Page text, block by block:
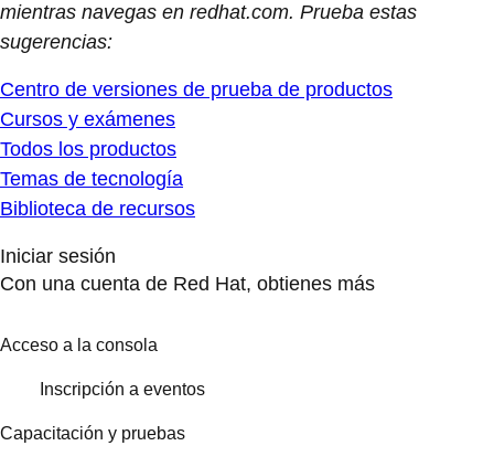
mientras navegas en redhat.com. Prueba estas
sugerencias:
Centro de versiones de prueba de productos
Cursos y exámenes
Todos los productos
Temas de tecnología
Biblioteca de recursos
Iniciar sesión
Con una cuenta de Red Hat, obtienes más
Acceso a la consola
Inscripción a eventos
Capacitación y pruebas